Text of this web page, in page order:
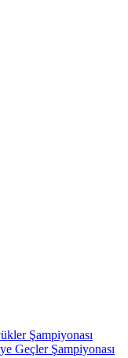
Şampiyonası
Geçler Şampiyonası